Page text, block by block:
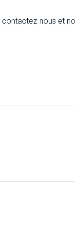
contactez-nous et